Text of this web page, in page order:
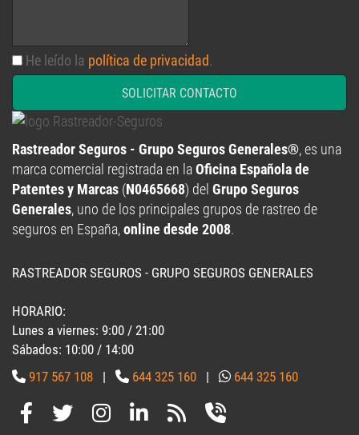
He leído la política de privacidad.
SOLICITAR CONTACTO
Rastreador Seguros - Grupo Seguros Generales®, es una
marca comercial registrada en laOficina Española de
Patentes y Marcas (N0465668) del Grupo Seguros
Generales, uno de los principales grupos de rastreo de
seguros en España,online desde 2008.
RASTREADOR SEGUROS - GRUPO SEGUROS GENERALES
HORARIO:
Lunes a viernes: 9:00 / 21:00
Sábados: 10:00 / 14:00
917 567 108 | 644 325 160 | 644 325 160